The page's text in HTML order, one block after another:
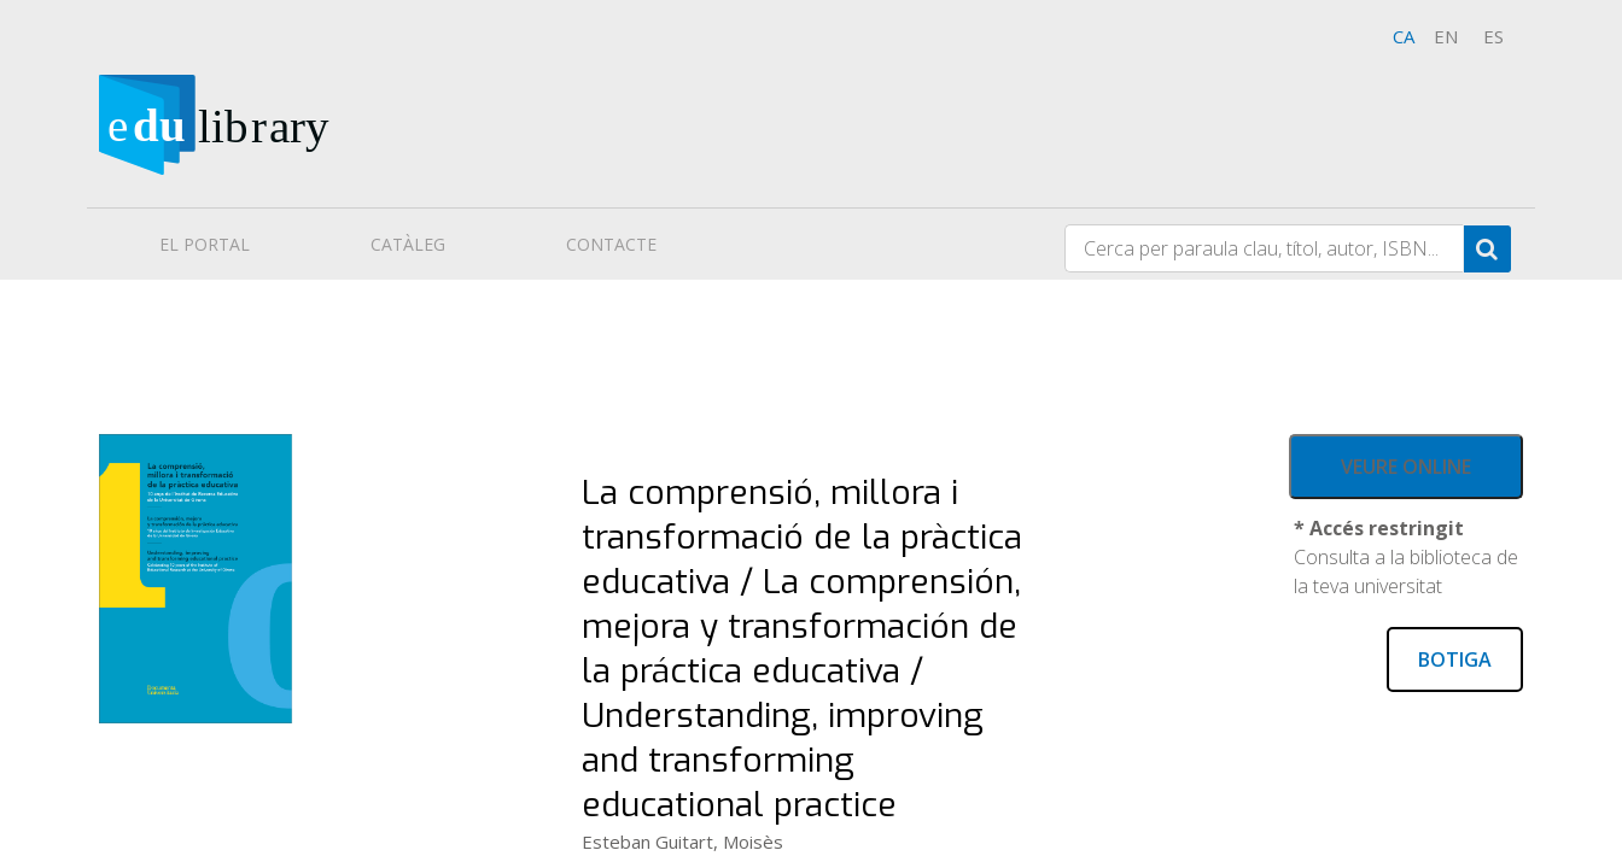
CA EN ES
EL PORTAL CATÀLEG CONTACTE
La comprensió, millora i
transformació de la pràctica
educativa / La comprensión,
mejora y transformación de
la práctica educativa /
Understanding, improving
and transforming
educational practice
Esteban Guitart, Moisès
VEURE ONLINE
* Accés restringit
Consulta a la biblioteca de
la teva universitat
BOTIGA